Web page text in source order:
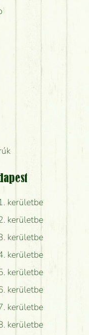
kerületbe
kerületbe
kerületbe
kerületbe
kerületbe
kerületbe
kerületbe
kerületbe